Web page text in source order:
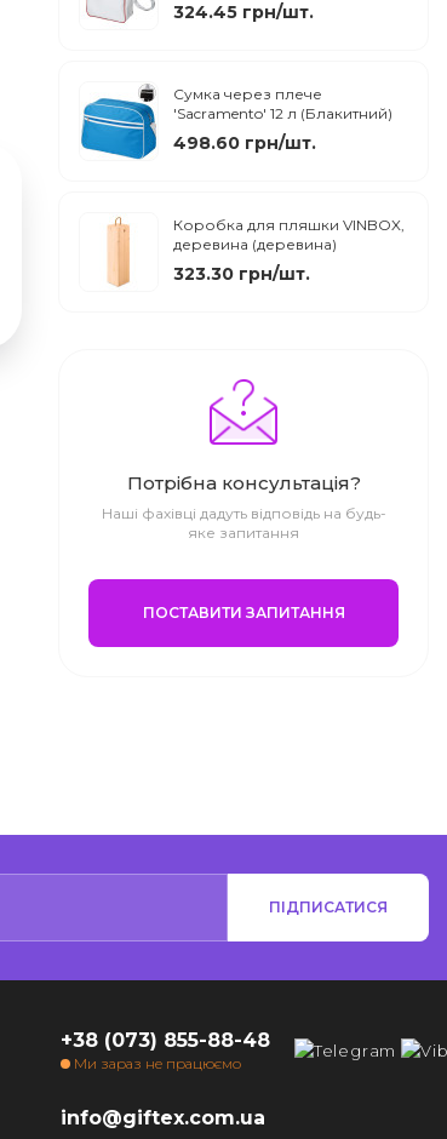
324.45 грн/шт.
Сумка через плече
'Sacramento' 12 л (Блакитний)
498.60 грн/шт.
Коробка для пляшки VINBOX,
деревина (деревина)
323.30 грн/шт.
Потрібна консультація?
Наші фахівці дадуть відповідь на будь-
яке запитання
ПОСТАВИТИ ЗАПИТАННЯ
ПІДПИСАТИСЯ
+38 (073) 855-88-48
Ми зараз не працюємо
info@giftex.com.ua